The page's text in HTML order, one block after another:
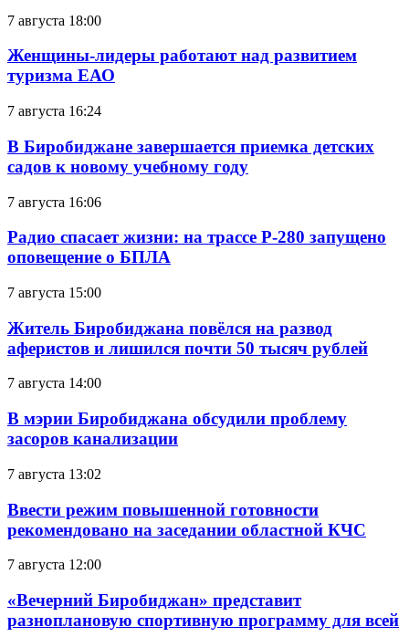
7 августа 18:00
Женщины-лидеры работают над развитием
туризма ЕАО
7 августа 16:24
В Биробиджане завершается приемка детских
садов к новому учебному году
7 августа 16:06
Радио спасает жизни: на трассе Р-280 запущено
оповещение о БПЛА
7 августа 15:00
Житель Биробиджана повёлся на развод
аферистов и лишился почти 50 тысяч рублей
7 августа 14:00
В мэрии Биробиджана обсудили проблему
засоров канализации
7 августа 13:02
Ввести режим повышенной готовности
рекомендовано на заседании областной КЧС
7 августа 12:00
«Вечерний Биробиджан» представит
разноплановую спортивную программу для всей